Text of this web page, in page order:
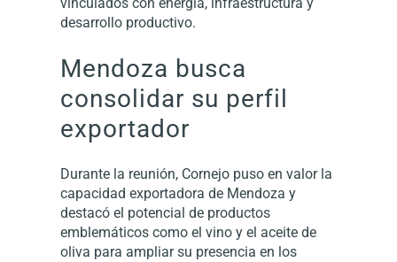
desarrollo productivo.
Mendoza busca
consolidar su perfil
exportador
Durante la reunión, Cornejo puso en valor la
capacidad exportadora de Mendoza y
destacó el potencial de productos
emblemáticos como el vino y el aceite de
oliva para ampliar su presencia en los